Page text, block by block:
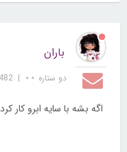
باران
دو ستاره ⋆⋆ |
482
اگه بشه با سایه ابرو کار